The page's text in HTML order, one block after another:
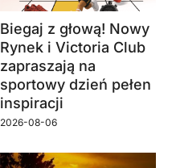
Biegaj z głową! Nowy
Rynek i Victoria Club
zapraszają na
sportowy dzień pełen
inspiracji
2026-08-06